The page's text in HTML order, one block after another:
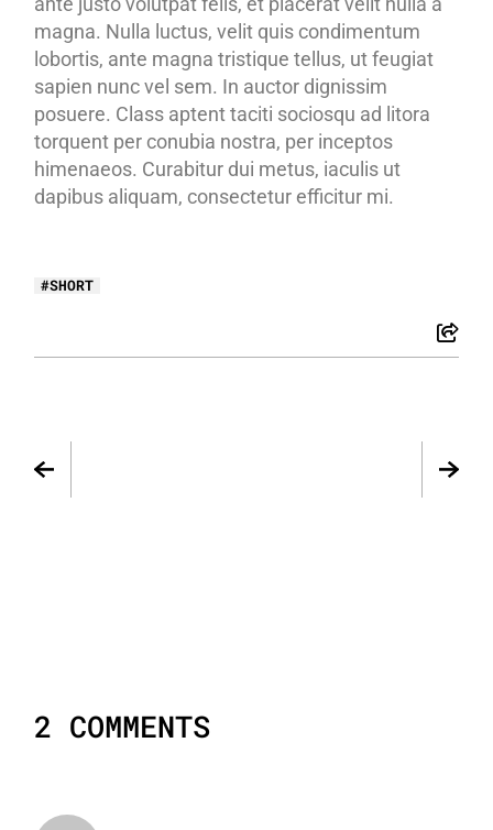
magna. Nulla luctus, velit quis condimentum
lobortis, ante magna tristique tellus, ut feugiat
sapien nunc vel sem. In auctor dignissim
posuere. Class aptent taciti sociosqu ad litora
torquent per conubia nostra, per inceptos
himenaeos. Curabitur dui metus, iaculis ut
dapibus aliquam, consectetur efficitur mi.
SHORT
2 COMMENTS